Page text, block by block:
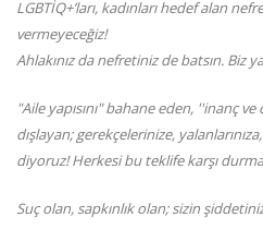
LGBTİQ+’ları, kadınları hedef alan
vermeyeceğiz!
Ahlakınız da nefretiniz de batsın. Biz
"Aile yapısını" bahane eden, ''inanç
dışlayan; gerekçelerinize,
diyoruz! Herkesi bu teklife karşı
Suç olan, sapkınlık olan; sizin